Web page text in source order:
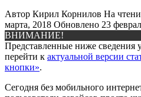
Автор Кирил Корнилов На
марта, 2018 Обновлено 23
ВНИМАНИЕ!
Представленные ниже сведения
перейти к актуальной версии
кнопки».
Сегодня без мобильного